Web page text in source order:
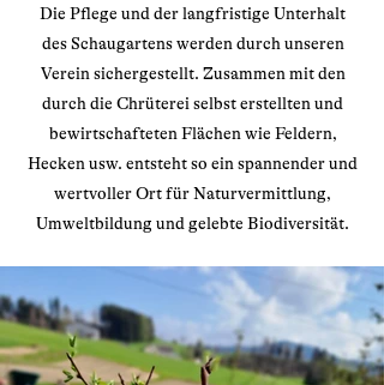
Die Pflege und der langfristige Unterhalt
des Schaugartens werden durch unseren
Verein sichergestellt. Zusammen mit den
durch die Chrüterei selbst erstellten und
bewirtschafteten Flächen wie Feldern,
Hecken usw. entsteht so ein spannender und
wertvoller Ort für Naturvermittlung,
Umweltbildung und gelebte Biodiversität.